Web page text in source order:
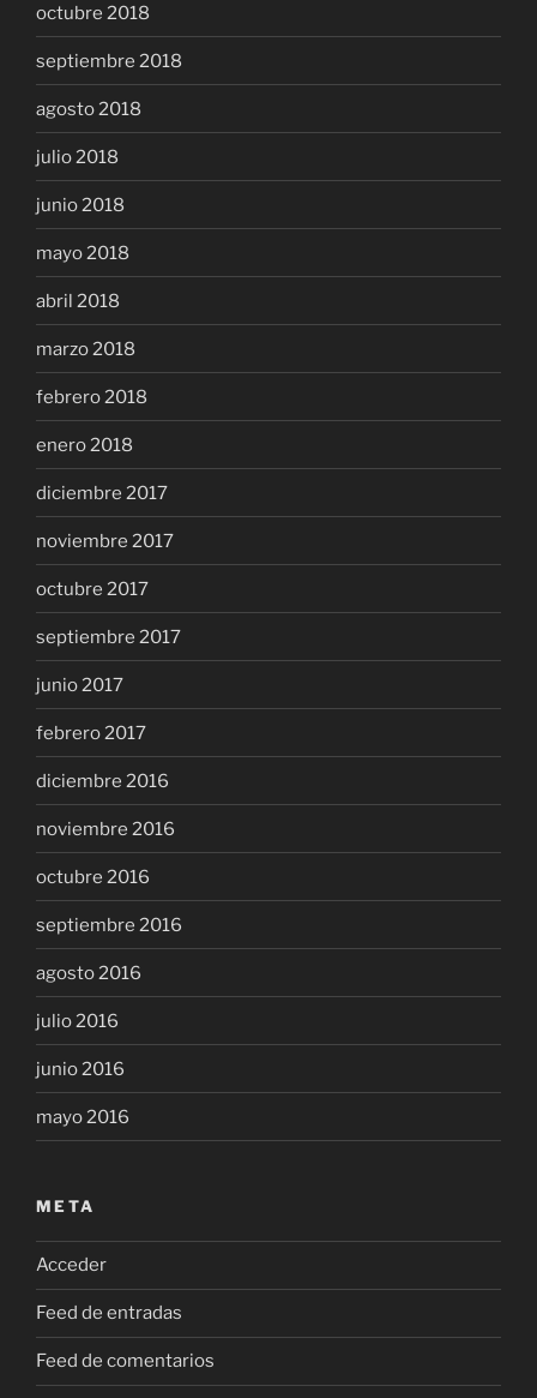
octubre 2018
septiembre 2018
agosto 2018
julio 2018
junio 2018
mayo 2018
abril 2018
marzo 2018
febrero 2018
enero 2018
diciembre 2017
noviembre 2017
octubre 2017
septiembre 2017
junio 2017
febrero 2017
diciembre 2016
noviembre 2016
octubre 2016
septiembre 2016
agosto 2016
julio 2016
junio 2016
mayo 2016
META
Acceder
Feed de entradas
Feed de comentarios